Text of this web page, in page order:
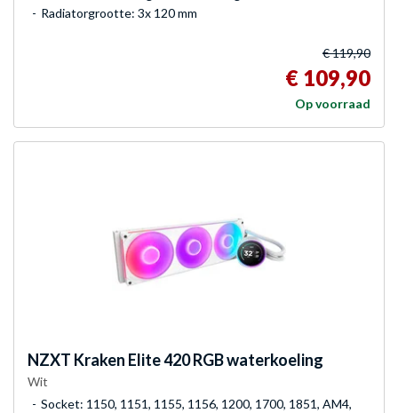
Radiatorgrootte: 3x 120 mm
€ 119,90
€ 109,90
Op voorraad
NZXT Kraken Elite 420 RGB waterkoeling
Wit
Socket: 1150, 1151, 1155, 1156, 1200, 1700, 1851, AM4,